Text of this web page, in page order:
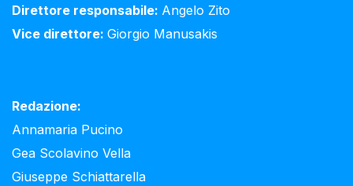
Direttore responsabile: Angelo Zito
Vice direttore: Giorgio Manusakis
Redazione:
Annamaria Pucino
Gea Scolavino Vella
Giuseppe Schiattarella